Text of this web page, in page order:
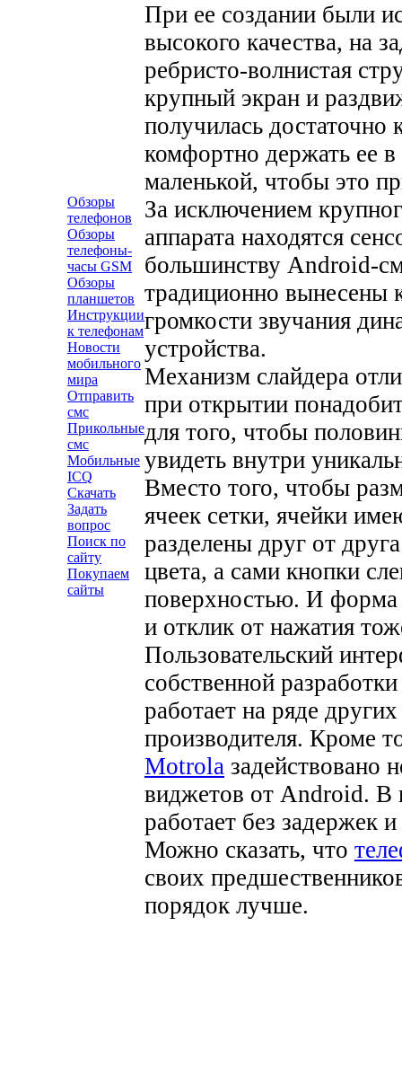
Обзоры
телефонов
Обзоры
телефоны-
часы GSM
Обзоры
планшетов
Инструкции
к телефонам
Новости
мобильного
мира
Отправить
смс
Прикольные
смс
Мобильные
ICQ
Скачать
Задать
вопрос
Поиск по
сайту
Покупаем
сайты
При ее создании были
высокого качества, на
ребристо-волнистая
крупный экран и
получилась достаточно
комфортно держать ее
маленькой, чтобы это
За исключением
аппарата находятся
большинству Android-
традиционно вынесены
громкости звучания
устройства.
Механизм слайдера
при открытии
для того, чтобы
увидеть внутри
Вместо того, чтобы
ячеек сетки, ячейки
разделены друг от
цвета, а сами кнопки
поверхностью. И форма
и отклик от нажатия
Пользовательский
собственной
работает на ряде
производителя. Кроме
Motrola задействовано
виджетов от Android. В
работает без задержек
Можно сказать, что
своих
порядок лучше.